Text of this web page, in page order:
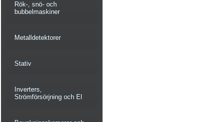
Rök-, snö- och
bubbelmaskiner
Metalldetektorer
Stativ
Inverters,
Strömförsörjning och El